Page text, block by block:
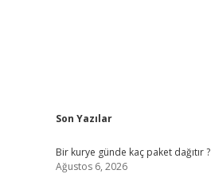
Sidebar
Son Yazılar
Bir kurye günde kaç paket dağıtır ?
Ağustos 6, 2026